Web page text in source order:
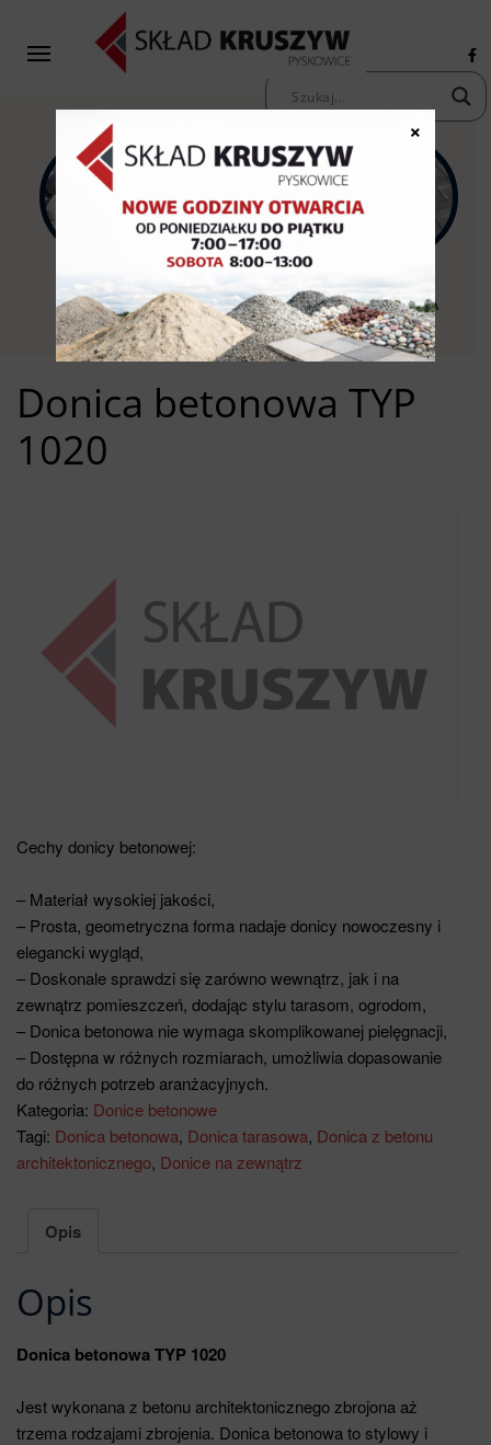
KAMIENIE
OZDOBNE
PIASKI ŻWIRY
KOSTKA
BRUKOWA
Donica betonowa TYP
1020
Cechy donicy betonowej:
– Materiał wysokiej jakości,
– Prosta, geometryczna forma nadaje donicy nowoczesny i
elegancki wygląd,
– Doskonale sprawdzi się zarówno wewnątrz, jak i na
zewnątrz pomieszczeń, dodając stylu tarasom, ogrodom,
– Donica betonowa nie wymaga skomplikowanej pielęgnacji,
– Dostępna w różnych rozmiarach, umożliwia dopasowanie
do różnych potrzeb aranżacyjnych.
Kategoria: Donice betonowe
Tagi: Donica betonowa, Donica tarasowa, Donica z betonu
architektonicznego, Donice na zewnątrz
Opis
Opis
Donica betonowa TYP 1020
Jest wykonana z betonu architektonicznego zbrojona aż
trzema rodzajami zbrojenia. Donica betonowa to stylowy i
×